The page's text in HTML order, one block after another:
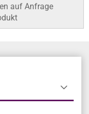
auf Anfrage